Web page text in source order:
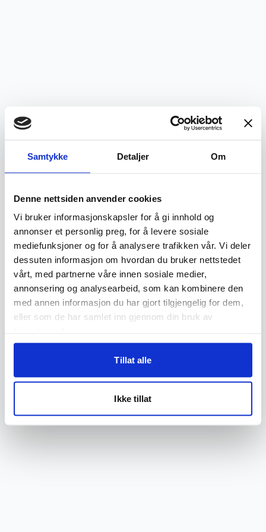
Samtykke Detaljer Om
Denne nettsiden anvender cookies
Vi bruker informasjonskapsler for å gi innhold og
annonser et personlig preg, for å levere sosiale
mediefunksjoner og for å analysere trafikken vår. Vi deler
dessuten informasjon om hvordan du bruker nettstedet
vårt, med partnerne våre innen sosiale medier,
annonsering og analysearbeid, som kan kombinere den
med annen informasjon du har gjort tilgjengelig for dem,
eller som de har samlet inn gjennom din bruk av
Tillat alle
Ikke tillat
Application error: aclient-side exception has occurred while
loadingflip.no(see the browser consolefor more information).